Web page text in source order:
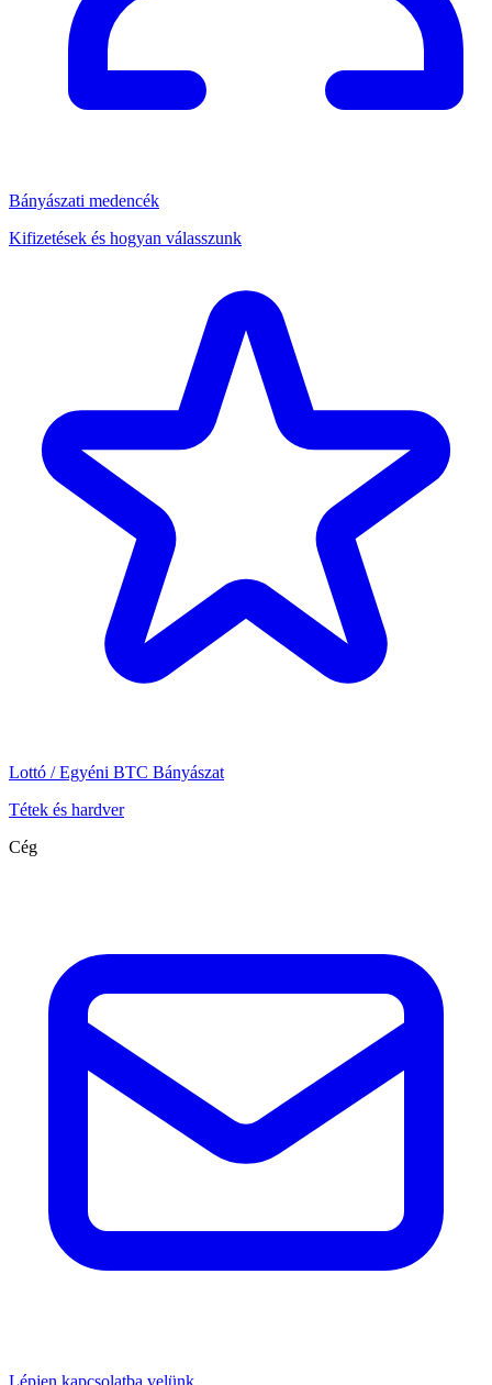
Bányászati medencék
Kifizetések és hogyan válasszunk
Lottó / Egyéni BTC Bányászat
Tétek és hardver
Cég
Lépjen kapcsolatba velünk